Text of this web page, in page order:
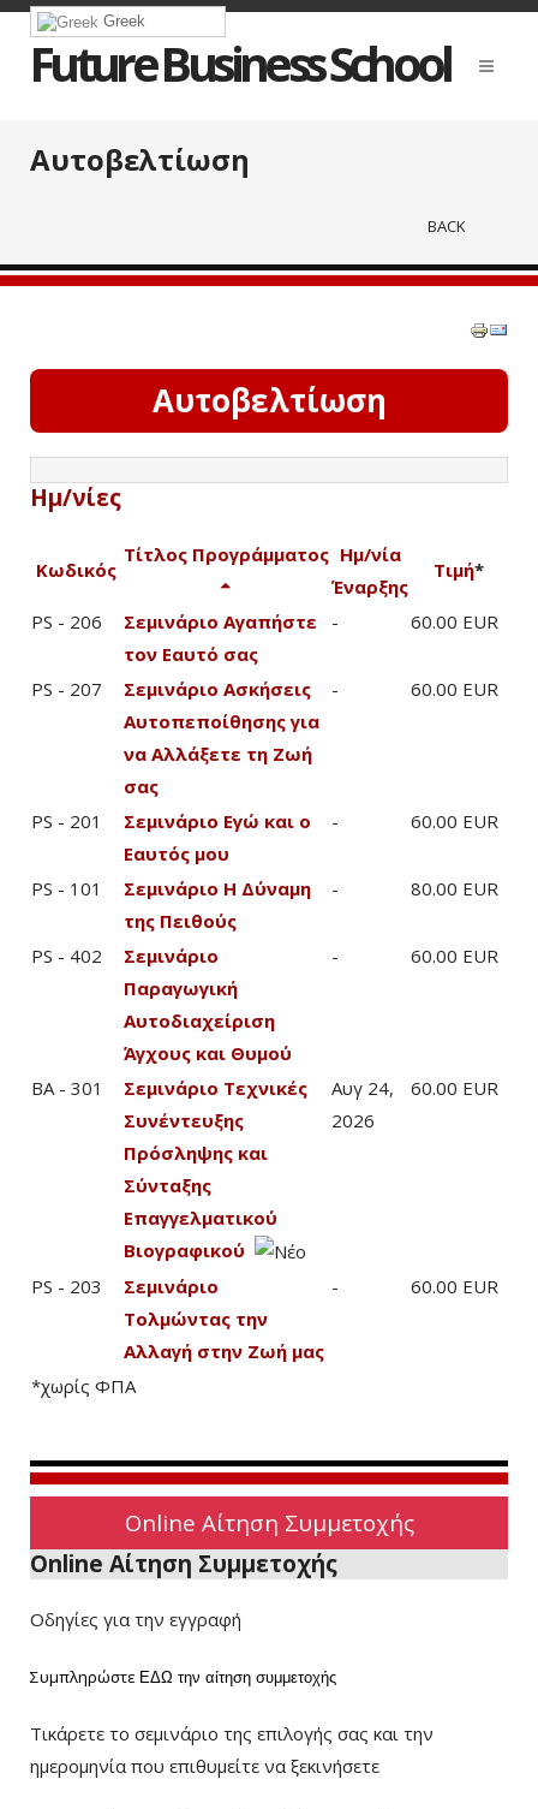
Greek
Future Business School
Αυτοβελτίωση
BACK
Αυτοβελτίωση
Ημ/νίες
Κωδικός
Τίτλος Προγράμματος Ημ/νία
Έναρξης
Τιμή*
PS - 206
Σεμινάριο Αγαπήστε
τον Εαυτό σας
- 60.00 EUR
PS - 207
Σεμινάριο Ασκήσεις
Αυτοπεποίθησης για
να Αλλάξετε τη Ζωή
σας
- 60.00 EUR
PS - 201
Σεμινάριο Εγώ και ο
Εαυτός μου
- 60.00 EUR
PS - 101
Σεμινάριο Η Δύναμη
της Πειθούς
- 80.00 EUR
PS - 402
Σεμινάριο
Παραγωγική
Αυτοδιαχείριση
Άγχους και Θυμού
- 60.00 EUR
BA - 301
Σεμινάριο Τεχνικές
Συνέντευξης
Πρόσληψης και
Σύνταξης
Επαγγελματικού
Βιογραφικού
Αυγ 24,
2026
60.00 EUR
PS - 203
Σεμινάριο
Τολμώντας την
Αλλαγή στην Ζωή μας
- 60.00 EUR
*χωρίς ΦΠΑ
Online Αίτηση Συμμετοχής
Online Αίτηση Συμμετοχής
Οδηγίες για την εγγραφή
Συμπληρώστε ΕΔΩ την αίτηση συμμετοχής
Τικάρετε το σεμινάριο της επιλογής σας και την
ημερομηνία που επιθυμείτε να ξεκινήσετε